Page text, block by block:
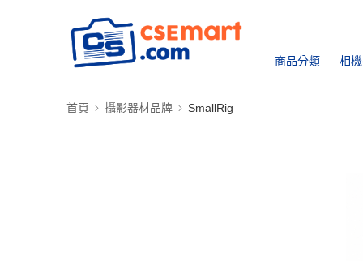
商品分類 相
首頁 攝影器材品牌 SmallRig